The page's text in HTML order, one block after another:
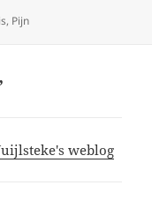
, Pijn
weblog